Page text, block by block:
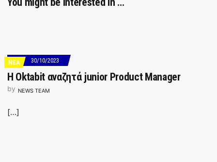
ΝΕΑ 30/10/2023
Η Oktabit αναζητά junior Product Manager
by NEWS TEAM
[…]